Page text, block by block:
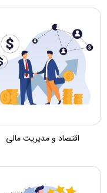
اقتصاد و مدیریت مالی